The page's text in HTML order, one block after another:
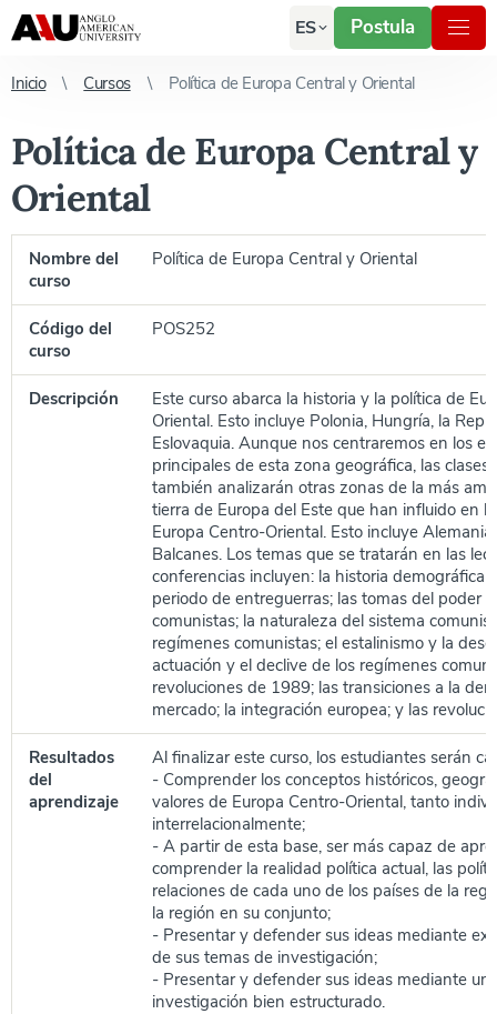
ES Postula
Inicio Cursos Política de Europa Central y Oriental
Política de Europa Central y
Oriental
Nombre del
curso
Política de Europa Central y Oriental
Código del
curso
POS252
Descripción
Este curso abarca la historia y la política de
Oriental. Esto incluye Polonia, Hungría, la
Eslovaquia. Aunque nos centraremos en los
principales de esta zona geográfica, las clases
también analizarán otras zonas de la más
tierra de Europa del Este que han influido en
Europa Centro-Oriental. Esto incluye
Balcanes. Los temas que se tratarán en las
conferencias incluyen: la historia demográfica
periodo de entreguerras; las tomas del poder
comunistas; la naturaleza del sistema
regímenes comunistas; el estalinismo y la
actuación y el declive de los regímenes
revoluciones de 1989; las transiciones a la
mercado; la integración europea; y las
Resultados
del
aprendizaje
Al finalizar este curso, los estudiantes serán
- Comprender los conceptos históricos,
valores de Europa Centro-Oriental, tanto
interrelacionalmente;
- A partir de esta base, ser más capaz de
comprender la realidad política actual, las
relaciones de cada uno de los países de la
la región en su conjunto;
- Presentar y defender sus ideas mediante
de sus temas de investigación;
- Presentar y defender sus ideas mediante un
investigación bien estructurado.